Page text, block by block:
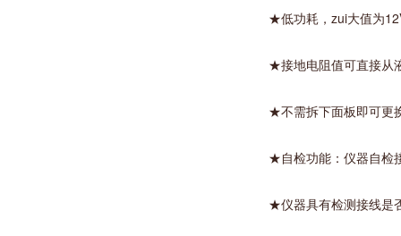
★低功耗，zui大值为
★接地电阻值可直接从
★不需拆下面板即可更
★自检功能：仪器自检
★仪器具有检测接线是